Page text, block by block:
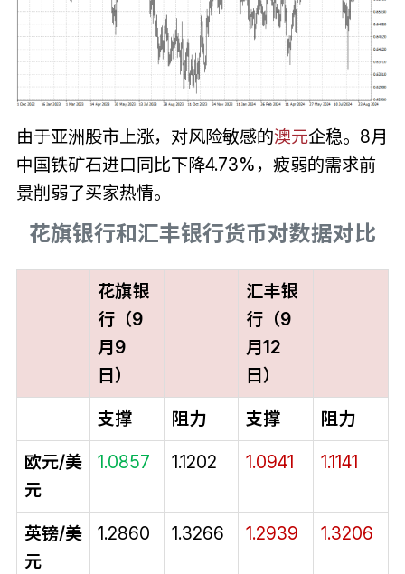
由于亚洲股市上涨，对风险敏感的澳元企稳。8月
中国铁矿石进口同比下降4.73%，疲弱的需求前
景削弱了买家热情。
花旗银行和汇丰银行货币对数据对比
花旗银
行（9
月9
日）
汇丰银
行（9
月12
日）
支撑
阻力 支撑
阻力
欧元/美
元
1.0857 1.1202 1.0941 1.1141
英镑/美
元
1.2860 1.3266 1.2939 1.3206